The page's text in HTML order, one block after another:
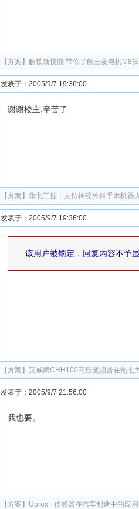
【方案】 解锁新技能 带你了解三菱电机M8
发表于：2005/9/7 19:36:00
谢谢楼主,辛苦了
【方案】 华北工控：支持神经外科手术机器
发表于：2005/9/7 19:36:00
该用户被锁定，回复内容不予显
【方案】 英威腾CHH100高压变频器在热电
发表于：2005/9/7 21:56:00
我也要。
【方案】 Uprox+ 传感器在汽车制造中的应用